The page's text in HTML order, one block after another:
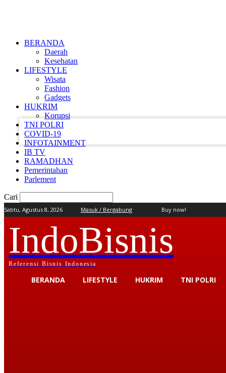
BERANDA
Daerah
Kesehatan
LIFESTYLE
Wisata
Fashion
Gadgets
HUKRIM
Korupsi
TNI POLRI
COVID-19
INFOTAINMENT
IB TV
RAMADHAN
Pemerintahan
Parlement
kata sandi Anda
Cari
Sabtu, Agustus 8, 2026 Masuk / Bergabung Buy now!
IndoBisnis
Referensi Bisnis Indonesia
BERANDA LIFESTYLE HUKRIM TNI POLRI